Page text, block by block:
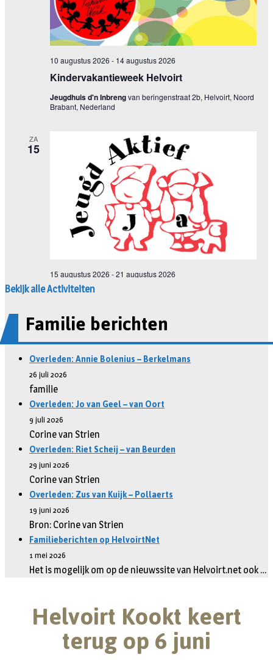
Bekijk alle Activiteiten
Familie berichten
Overleden: Annie Bolenius – Berkelmans
26 juli 2026
familie
Overleden: Jo van Geel – van Oort
9 juli 2026
Corine van Strien
Overleden: Riet Scheij – van Beurden
29 juni 2026
Corine van Strien
Overleden: Zus van Kuijk – Pollaerts
19 juni 2026
Bron: Corine van Strien
Familieberichten op HelvoirtNet
1 mei 2026
Het is mogelijk om op de nieuwssite van Helvoirt.net ook …
Helvoirt Kookt keert
terug op 6 juni